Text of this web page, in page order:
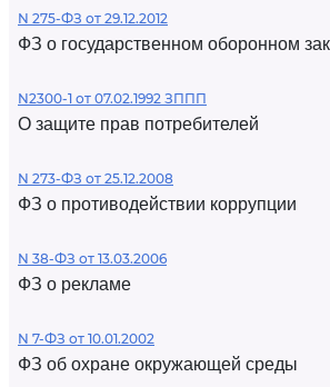
N 275-ФЗ от 29.12.2012
ФЗ о государственном оборонном
N2300-1 от 07.02.1992 ЗППП
О защите прав потребителей
N 273-ФЗ от 25.12.2008
ФЗ о противодействии коррупции
N 38-ФЗ от 13.03.2006
ФЗ о рекламе
N 7-ФЗ от 10.01.2002
ФЗ об охране окружающей среды